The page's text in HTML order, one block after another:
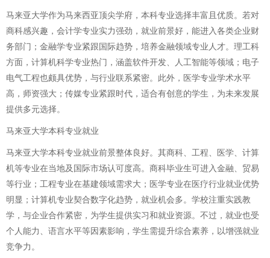
马来亚大学作为马来西亚顶尖学府，本科专业选择丰富且优质。若对
商科感兴趣，会计学专业实力强劲，就业前景好，能进入各类企业财
务部门；金融学专业紧跟国际趋势，培养金融领域专业人才。理工科
方面，计算机科学专业热门，涵盖软件开发、人工智能等领域；电子
电气工程也颇具优势，与行业联系紧密。此外，医学专业学术水平
高，师资强大；传媒专业紧跟时代，适合有创意的学生，为未来发展
提供多元选择。
马来亚大学本科专业就业
马来亚大学本科专业就业前景整体良好。其商科、工程、医学、计算
机等专业在当地及国际市场认可度高。商科毕业生可进入金融、贸易
等行业；工程专业在基建领域需求大；医学专业在医疗行业就业优势
明显；计算机专业契合数字化趋势，就业机会多。学校注重实践教
学，与企业合作紧密，为学生提供实习和就业资源。不过，就业也受
个人能力、语言水平等因素影响，学生需提升综合素养，以增强就业
竞争力。